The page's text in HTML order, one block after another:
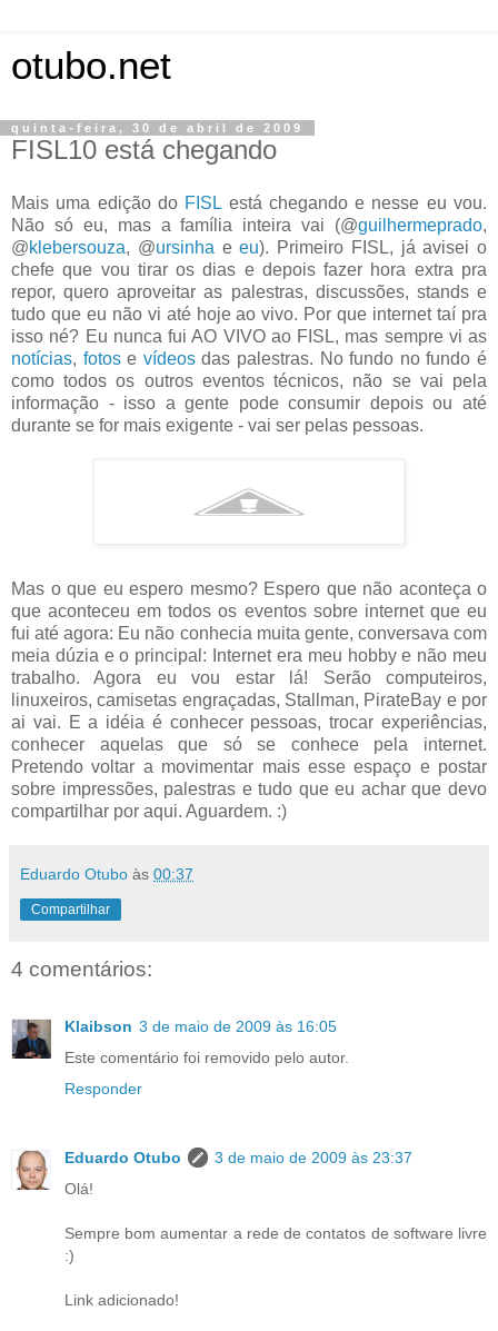
otubo.net
quinta-feira, 30 de abril de 2009
FISL10 está chegando
Mais uma edição do FISL está chegando e nesse eu vou.
Não só eu, mas a família inteira vai (@guilhermeprado,
@klebersouza, @ursinha eeu). Primeiro FISL, já avisei o
chefe que vou tirar os dias e depois fazer hora extra pra
repor, quero aproveitar as palestras, discussões, stands e
tudo que eu não vi até hoje ao vivo. Por que internet taí pra
isso né? Eu nunca fui AO VIVO ao FISL, mas sempre vi as
notícias, fotose vídeosdas palestras. No fundo no fundo é
como todos os outros eventos técnicos, não se vai pela
informação - isso a gente pode consumir depois ou até
durante se for mais exigente - vai ser pelas pessoas.
Mas o que eu espero mesmo? Espero que não aconteça o
que aconteceu em todos os eventos sobre internet que eu
fui até agora: Eu não conhecia muita gente, conversava com
meia dúzia e o principal: Internet era meu hobby e não meu
trabalho. Agora eu vou estar lá! Serão computeiros,
linuxeiros, camisetas engraçadas, Stallman, PirateBay e por
ai vai. E a idéia é conhecer pessoas, trocar experiências,
conhecer aquelas que só se conhece pela internet.
Pretendo voltar a movimentar mais esse espaço e postar
sobre impressões, palestras e tudo que eu achar que devo
compartilhar por aqui. Aguardem. :)
Eduardo Otubo às 00:37
Compartilhar
4 comentários:
Klaibson 3 de maio de 2009 às 16:05
Este comentário foi removido pelo autor.
Responder
Eduardo Otubo
3 de maio de 2009 às 23:37
Olá!
Sempre bom aumentar a rede de contatos de software livre
:)
Link adicionado!